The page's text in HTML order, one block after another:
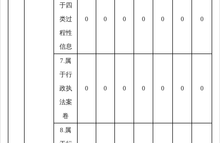
于四
类过
程性
信息
0 0 0 0 0 0 0
7. 属
于行
政执
法案
卷
0 0 0 0 0 0 0
8. 属